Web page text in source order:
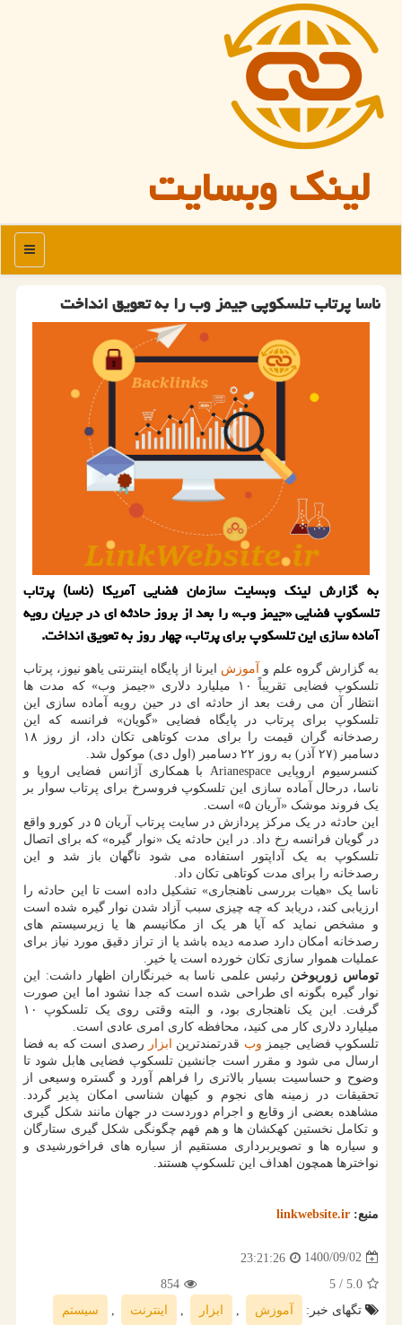
لینک وبسایت
منو
ناسا پرتاب تلسکوپی جیمز وب را به تعویق انداخت
به گزارش لینک وبسایت سازمان فضایی آمریکا (ناسا) پرتاب
تلسکوپ فضایی «جیمز وب» را بعد از بروز حادثه ای در جریان رویه
آماده سازی این تلسکوپ برای پرتاب، چهار روز به تعویق انداخت.
به گزارش گروه علم و آموزش ایرنا از پایگاه اینترنتی یاهو نیوز، پرتاب
تلسکوپ فضایی تقریباً ۱۰ میلیارد دلاری «جیمز وب» که مدت ها
انتظار آن می رفت بعد از حادثه ای در حین رویه آماده سازی این
تلسکوپ برای پرتاب در پایگاه فضایی «گویان» فرانسه که این
رصدخانه گران قیمت را برای مدت کوتاهی تکان داد، از روز ۱۸
دسامبر (۲۷ آذر) به روز ۲۲ دسامبر (اول دی) موکول شد.
کنسرسیوم اروپایی Arianespace با همکاری آژانس فضایی اروپا و
ناسا، درحال آماده سازی این تلسکوپ فروسرخ برای پرتاب سوار بر
یک فروند موشک «آریان ۵» است.
این حادثه در یک مرکز پردازش در سایت پرتاب آریان ۵ در کورو واقع
در گویان فرانسه رخ داد. در این حادثه یک «نوار گیره» که برای اتصال
تلسکوپ به یک آداپتور استفاده می شود ناگهان باز شد و این
رصدخانه را برای مدت کوتاهی تکان داد.
ناسا یک «هیات بررسی ناهنجاری» تشکیل داده است تا این حادثه را
ارزیابی کند، دریابد که چه چیزی سبب آزاد شدن نوار گیره شده است
و مشخص نماید که آیا هر یک از مکانیسم ها یا زیرسیستم های
رصدخانه امکان دارد صدمه دیده باشد یا از تراز دقیق مورد نیاز برای
عملیات هموار سازی تکان خورده است یا خیر.
توماس زوربوخن رئیس علمی ناسا به خبرنگاران اظهار داشت: این
نوار گیره بگونه ای طراحی شده است که جدا نشود اما این صورت
گرفت. این یک ناهنجاری بود، و البته وقتی روی یک تلسکوپ ۱۰
میلیارد دلاری کار می کنید، محافظه کاری امری عادی است.
تلسکوپ فضایی جیمز وب قدرتمندترین ابزار رصدی است که به فضا
ارسال می شود و مقرر است جانشین تلسکوپ فضایی هابل شود تا
وضوح و حساسیت بسیار بالاتری را فراهم آورد و گستره وسیعی از
تحقیقات در زمینه های نجوم و کیهان شناسی امکان پذیر گردد.
مشاهده بعضی از وقایع و اجرام دوردست در جهان مانند شکل گیری
و تکامل نخستین کهکشان ها و هم فهم چگونگی شکل گیری ستارگان
و سیاره ها و تصویربرداری مستقیم از سیاره های فراخورشیدی و
نواخترها همچون اهداف این تلسکوپ هستند.
منبع: linkwebsite.ir
1400/09/02
23:21:26
5.0
/ 5
854
تگهای خبر:
آموزش , ابزار , اینترنت , سیستم